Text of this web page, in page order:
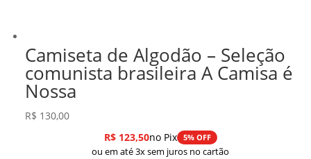
Camiseta de Algodão – Seleção
comunista brasileira A Camisa é
Nossa
R$ 130,00
R$123,50no Pix 5% OFF
ou em até 3x sem juros no cartão